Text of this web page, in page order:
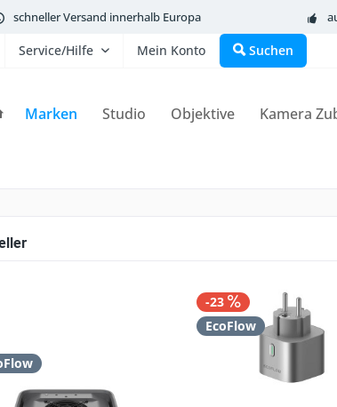
schneller Versand innerhalb Europa
Service/Hilfe Mein Konto Suchen
Marken Studio Objektive Kamera
-23
EcoFlow